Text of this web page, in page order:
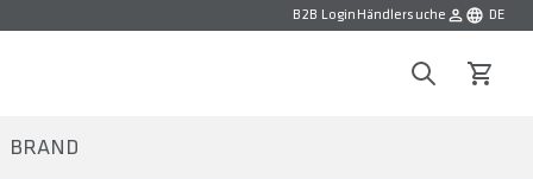
B2B Login Händlersuche DE
Sprache
Search
BRAND